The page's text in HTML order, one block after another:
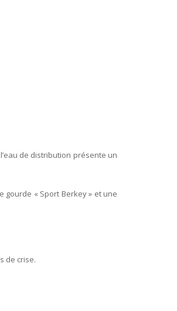
de distribution présente un
gourde « Sport Berkey » et une
de crise.